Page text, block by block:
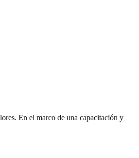
En el marco de una capacitación y